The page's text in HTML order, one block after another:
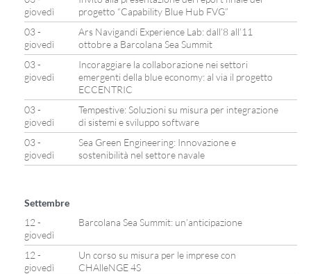
giovedì
progetto “Capability Blue Hub FVG”
03 -
giovedì
Ars Navigandi Experience Lab: dall’8 all’11
ottobre a Barcolana Sea Summit
03 -
giovedì
Incoraggiare la collaborazione nei settori
emergenti della blue economy: al via il progetto
ECCENTRIC
03 -
giovedì
Tempestive: Soluzioni su misura per integrazione
di sistemi e sviluppo software
03 -
giovedì
Sea Green Engineering: Innovazione e
sostenibilità nel settore navale
Settembre
12 -
giovedì
Barcolana Sea Summit: un’anticipazione
12 -
giovedì
Un corso su misura per le imprese con
CHAlleNGE 4S